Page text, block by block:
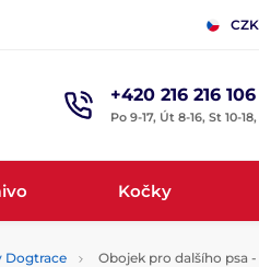
CZK
+420 216 216 106
Po 9-17, Út 8-16, St 10-
Kočky
Dogtrace Obojek pro dalšího psa